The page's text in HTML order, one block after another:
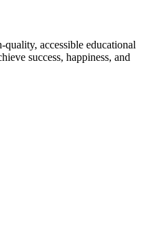
accessible educational
success, happiness, and